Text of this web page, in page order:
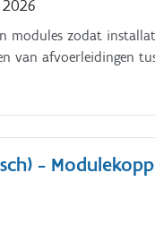
modules zodat
van afvoerleidingen
-